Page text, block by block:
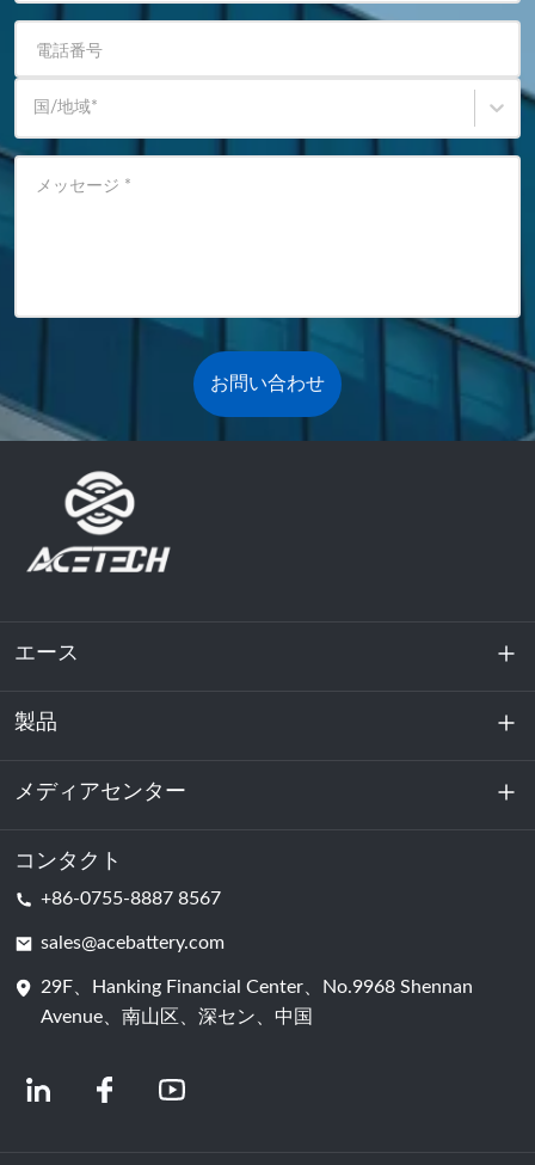
電話番号
国/地域*
メッセージ *
お問い合わせ
エース
私たちに関しては
持続可能性
製品
エネルギー貯蔵
データセンターおよびサーバー室
バッテリーセル
メディアセンター
ニュース
コンタクト
+86-0755-8887 8567
sales@acebattery.com
29F、Hanking Financial Center、No.9968 Shennan
Avenue、南山区、深セン、中国